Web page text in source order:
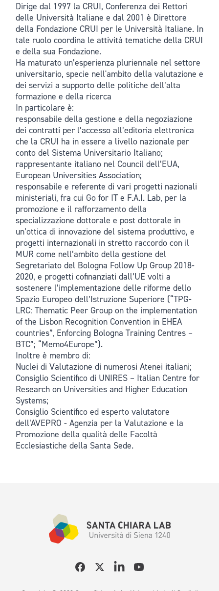
Dirige dal 1997 la CRUI, Conferenza dei Rettori
delle Università Italiane e dal 2001 è Direttore
della Fondazione CRUI per le Università Italiane. In
tale ruolo coordina le attività tematiche della CRUI
e della sua Fondazione.
Ha maturato un’esperienza pluriennale nel settore
universitario, specie nell'ambito della valutazione e
dei servizi a supporto delle politiche dell’alta
formazione e della ricerca
In particolare è:
responsabile della gestione e della negoziazione
dei contratti per l’accesso all’editoria elettronica
che la CRUI ha in essere a livello nazionale per
conto del Sistema Universitario Italiano;
rappresentante italiano nel Council dell’EUA,
European Universities Association;
responsabile e referente di vari progetti nazionali
ministeriali, fra cui Go for IT e F.A.I. Lab, per la
promozione e il rafforzamento della
specializzazione dottorale e post dottorale in
un’ottica di innovazione del sistema produttivo, e
progetti internazionali in stretto raccordo con il
MUR come nell’ambito della gestione del
Segretariato del Bologna Follow Up Group 2018-
2020, e progetti cofinanziati dall’UE volti a
sostenere l’implementazione delle riforme dello
Spazio Europeo dell’Istruzione Superiore (“TPG-
LRC: Thematic Peer Group on the implementation
of the Lisbon Recognition Convention in EHEA
countries”, Enforcing Bologna Training Centres –
BTC”; “Memo4Europe”).
Inoltre è membro di:
Nuclei di Valutazione di numerosi Atenei italiani;
Consiglio Scientifico di UNIRES – Italian Centre for
Research on Universities and Higher Education
Systems;
Consiglio Scientifico ed esperto valutatore
dell’AVEPRO - Agenzia per la Valutazione e la
Promozione della qualità delle Facoltà
Ecclesiastiche della Santa Sede.